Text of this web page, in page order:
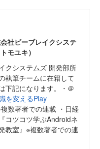
社ビーブレイクシステ
モユキ）
クシステムズ 開発部所
執筆チームに在籍して
下記になります。・＠
を変えるPlay
数著者での連載 ・日経
コツコツ学ぶAndroidネ
教室』※複数著者での連